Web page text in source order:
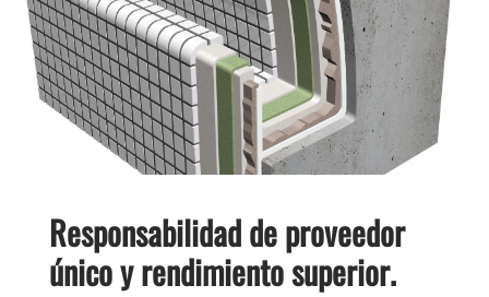
Responsabilidad de proveedor
único y rendimiento superior.